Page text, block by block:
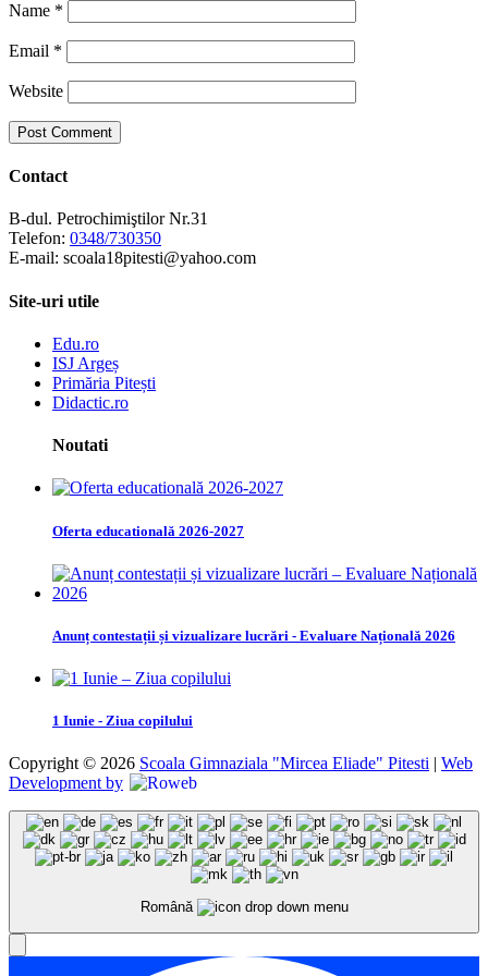
Name *
Email *
Website
Contact
B-dul. Petrochimiştilor Nr.31
Telefon: 0348/730350
E-mail: scoala18pitesti@yahoo.com
Site-uri utile
Edu.ro
ISJ Argeș
Primăria Pitești
Didactic.ro
Noutati
Oferta educatională 2026-2027
Anunț contestații și vizualizare lucrări - Evaluare Națională 2026
1 Iunie - Ziua copilului
Copyright © 2026 Scoala Gimnaziala "Mircea Eliade" Pitesti | Web
Development by
Română